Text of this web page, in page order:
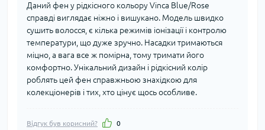
Даний фен у рідкісного кольору Vinca Blue/Rose
справді виглядає ніжно і вишукано. Модель швидко
сушить волосся, є кілька режимів іонізації і контролю
температури, що дуже зручно. Насадки тримаються
міцно, а вага все ж помірна, тому тримати його
комфортно. Унікальний дизайн і рідкісний колір
роблять цей фен справжньою знахідкою для
колекціонерів і тих, хто цінує щось особливе.
Відгук був корисний? 0